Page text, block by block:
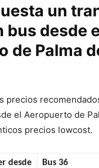
un
bus desde
de Palma
precios
el Aeropuerto de
precios lowcost.
desde
Bus 36